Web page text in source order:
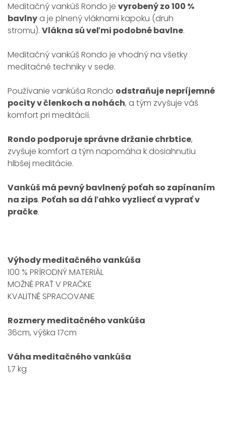
Meditačný vankúš Rondo je vyrobený zo 100 %
bavlny a je plnený vláknami kapoku (druh
stromu). Vlákna sú veľmi podobné bavlne.
Meditačný vankúš Rondo je vhodný na všetky
meditačné techniky v sede.
Používanie vankúša Rondo odstraňuje nepríjemné
pocity v členkoch a nohách, a tým zvyšuje váš
komfort pri meditácií.
Rondo podporuje správne držanie chrbtice,
zvyšuje komfort a tým napomáha k dosiahnutiu
hlbšej meditácie.
Vankúš má pevný bavlnený poťah so zapínaním
na zips. Poťah sa dá ľahko vyzliecť a vyprať v
pračke.
Výhody meditačného vankúša
100 % PRÍRODNÝ MATERIÁL
MOŽNÉ PRAŤ V PRAČKE
KVALITNÉ SPRACOVANIE
Rozmery meditačného vankúša
36cm, výška 17cm
Váha meditačného vankúša
1,7 kg